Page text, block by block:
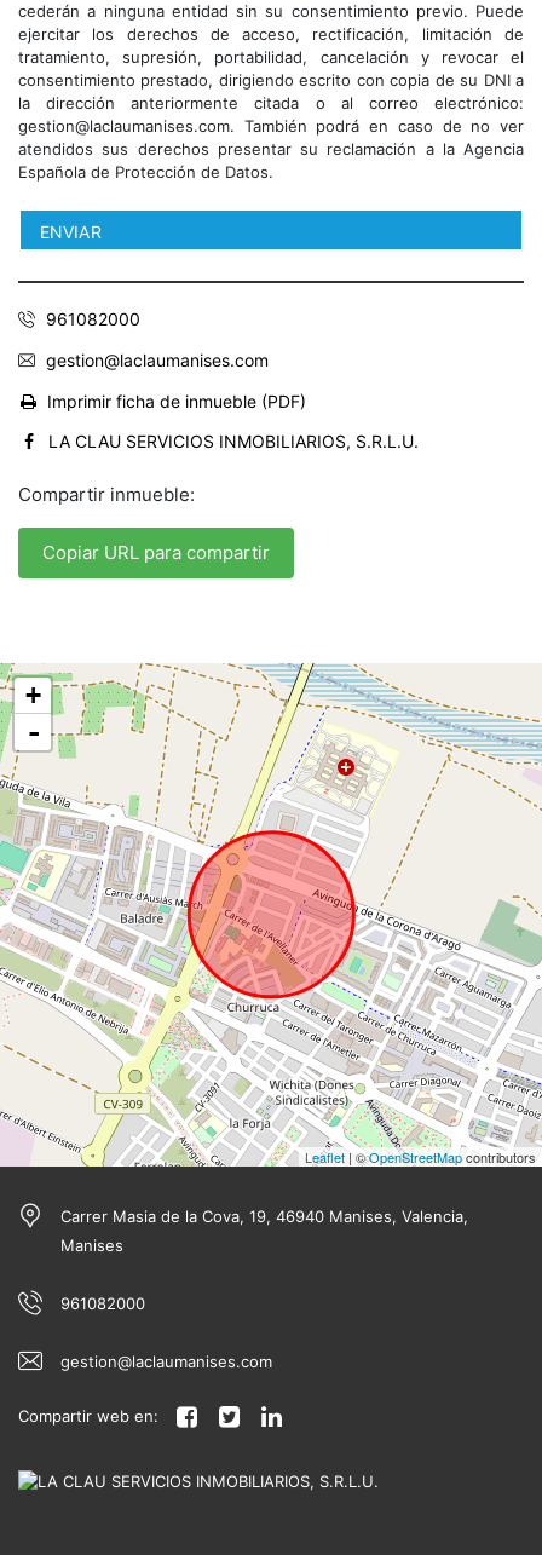
cederán a ninguna entidad sin su consentimiento previo. Puede
ejercitar los derechos de acceso, rectificación, limitación de
tratamiento, supresión, portabilidad, cancelación y revocar el
consentimiento prestado, dirigiendo escrito con copia de su DNI a
la dirección anteriormente citada o al correo electrónico:
gestion@laclaumanises.com. También podrá en caso de no ver
atendidos sus derechos presentar su reclamación a la Agencia
Española de Protección de Datos.
961082000
gestion@laclaumanises.com
Imprimir ficha de inmueble (PDF)
LA CLAU SERVICIOS INMOBILIARIOS, S.R.L.U.
Compartir inmueble:
Copiar URL para compartir
+
-
Leaflet | ©OpenStreetMapcontributors
Carrer Masia de la Cova, 19, 46940 Manises, Valencia,
Manises
961082000
gestion@laclaumanises.com
Compartir web en: